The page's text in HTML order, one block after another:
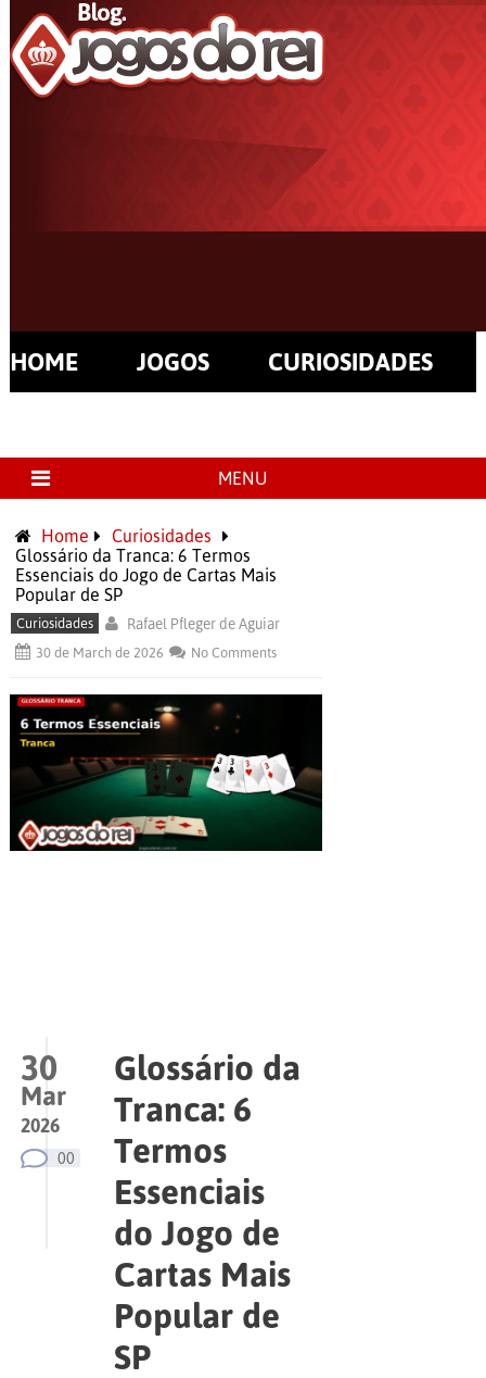
HOME JOGOS CURIOSIDADES
MENU
Home
Curiosidades
Glossário da Tranca: 6 Termos
Essenciais do Jogo de Cartas Mais
Popular de SP
Curiosidades Rafael Pfleger de Aguiar
30 de March de 2026 No Comments
30
Mar
2026
00
Glossário da
Tranca: 6
Termos
Essenciais
do Jogo de
Cartas Mais
Popular de
SP